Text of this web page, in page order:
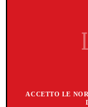
ACCETTO LE